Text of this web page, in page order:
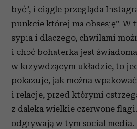
być”, i ciągle przegląda
punkcie której ma obsesję”. W
sypia i dlaczego, chwilami
i choć bohaterka jest
w krzywdzącym układzie, to
pokazuje, jak można
i relacje, przed którymi
z daleka wielkie czerwone
odgrywają w tym social media.